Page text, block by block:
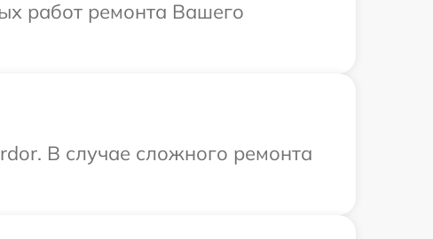
работ ремонта Вашего
В случае сложного ремонта